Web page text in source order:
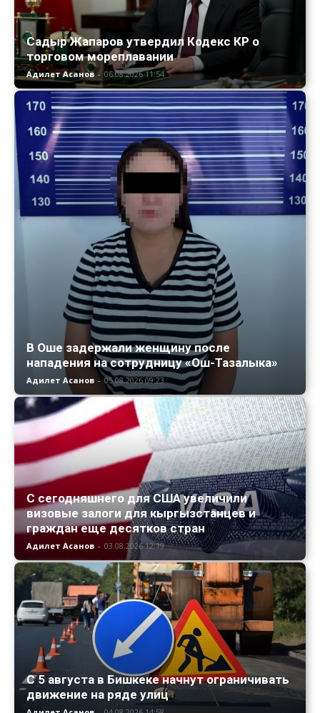
Садыр Жапаров утвердил Кодекс КР о
торговом мореплавании
Адилет Асанов - 06.08.2026 11:54
В Оше задержали женщину после
нападения на сотрудницу «Ош-Тазалыка»
Адилет Асанов - 05.08.2026 09:23
С сегодняшнего для США увеличили
визовые залоги для кыргызстанцев и
граждан еще десятков стран
Адилет Асанов - 03.08.2026 12:19
С 5 августа в Бишкеке начнут ограничивать
движение на ряде улиц